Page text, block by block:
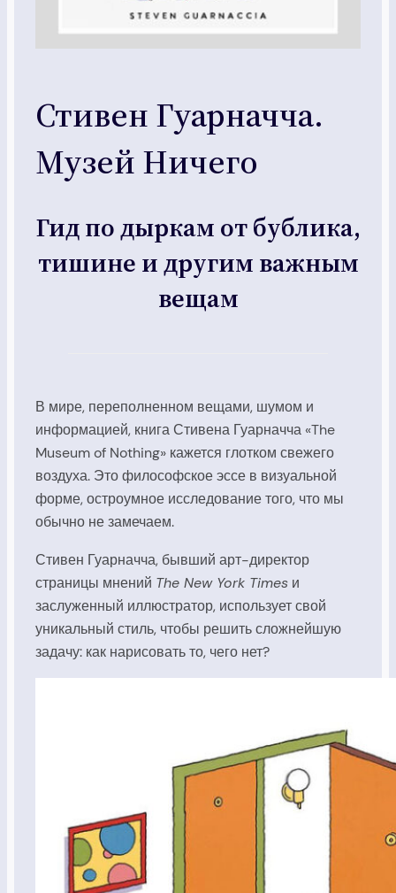
Стивен Гуарначча.
Музей Ничего
Гид по дыркам от бублика,
тишине и другим важным
вещам
В мире, переполненном вещами, шумом и
информацией, книга Стивена Гуарначча «The
Museum of Nothing» кажется глотком свежего
воздуха. Это философское эссе в визуальной
форме, остроумное исследование того, что мы
обычно не замечаем.
Стивен Гуарначча, бывший арт-директор
страницы мнений The New York Times и
заслуженный иллюстратор, использует свой
уникальный стиль, чтобы решить сложнейшую
задачу: как нарисовать то, чего нет?